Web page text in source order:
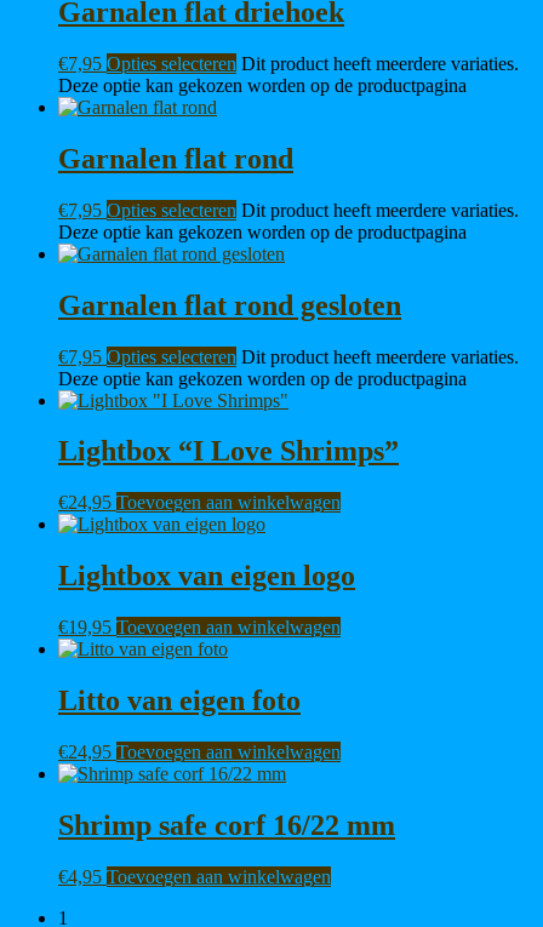
Garnalen flat driehoek
€7,95 Opties selecteren Dit product heeft meerdere variaties.
Deze optie kan gekozen worden op de productpagina
Garnalen flat rond
€7,95 Opties selecteren Dit product heeft meerdere variaties.
Deze optie kan gekozen worden op de productpagina
Garnalen flat rond gesloten
€7,95 Opties selecteren Dit product heeft meerdere variaties.
Deze optie kan gekozen worden op de productpagina
Lightbox “I Love Shrimps”
€24,95 Toevoegen aan winkelwagen
Lightbox van eigen logo
€19,95 Toevoegen aan winkelwagen
Litto van eigen foto
€24,95 Toevoegen aan winkelwagen
Shrimp safe corf 16/22 mm
€4,95 Toevoegen aan winkelwagen
1